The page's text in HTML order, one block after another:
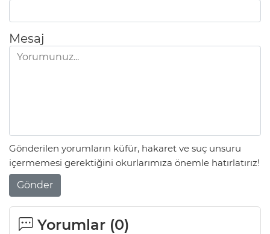
Mesaj
Gönderilen yorumların küfür, hakaret ve suç unsuru
içermemesi gerektiğini okurlarımıza önemle hatırlatırız!
Gönder
Yorumlar (0)